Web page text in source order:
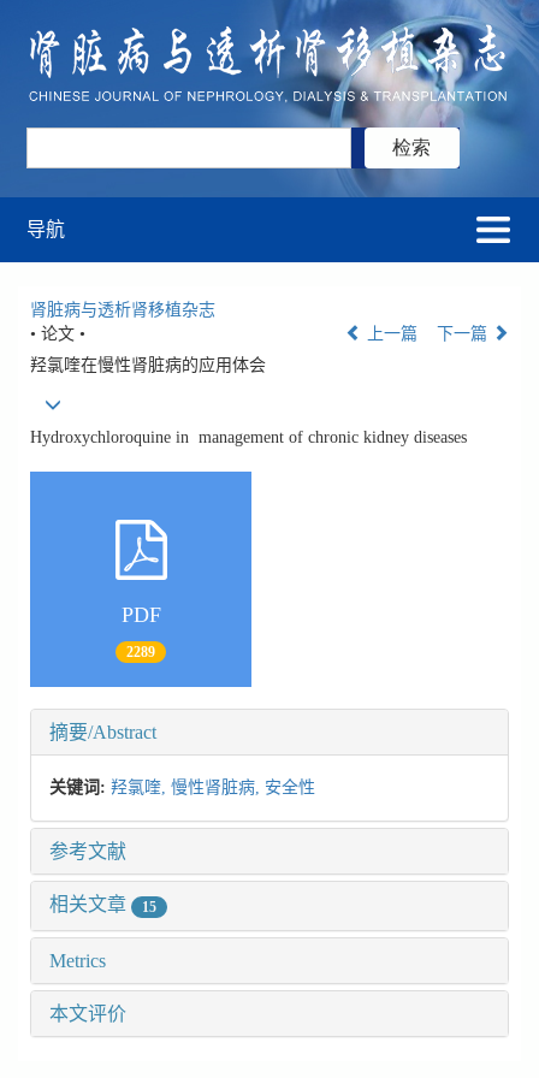
导航
肾脏病与透析肾移植杂志
• 论文 •
上一篇
下一篇
羟氯喹在慢性肾脏病的应用体会
Hydroxychloroquine in management of chronic kidney diseases
PDF
2289
摘要/Abstract
关键词: 羟氯喹, 慢性肾脏病, 安全性
参考文献
相关文章 15
Metrics
本文评价